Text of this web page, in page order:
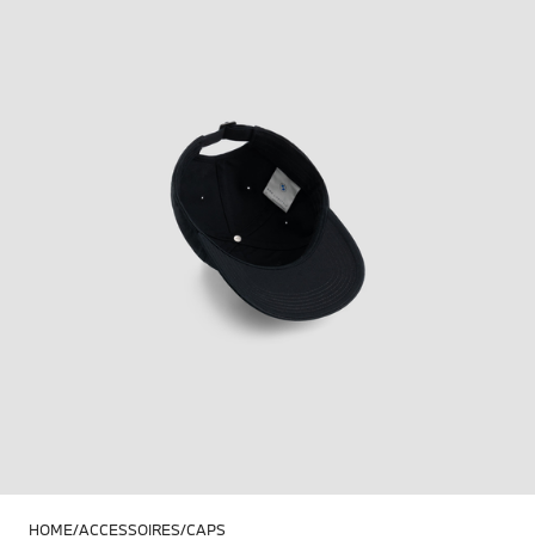
HOME ACCESSOIRES CAPS